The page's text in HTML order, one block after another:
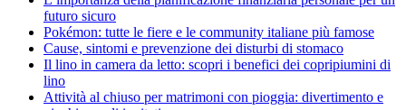
futuro sicuro
Pokémon: tutte le fiere e le community italiane più famose
Cause, sintomi e prevenzione dei disturbi di stomaco
Il lino in camera da letto: scopri i benefici dei copripiumini di
lino
Attività al chiuso per matrimoni con pioggia: divertimento e